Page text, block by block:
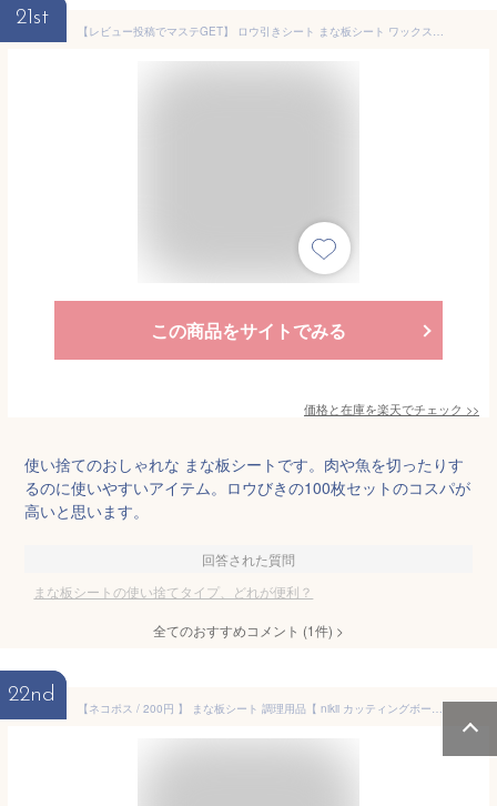
21st
【レビュー投稿でマステGET】 ロウ引きシート まな板シート ワックスペーパー 100枚組 使い捨て まな板汚れ防止シート 色移り ラッピング 保護シート キッチンシート 汚れ 防止 保護 予防 便利グッズ 日本製 送料無料
この商品をサイトでみる
価格と在庫を楽天でチェック >>
使い捨てのおしゃれな まな板シートです。肉や魚を切ったりす
るのに使いやすいアイテム。ロウびきの100枚セットのコスパが
高いと思います。
回答された質問
まな板シートの使い捨てタイプ、どれが便利？
全てのおすすめコメント (1件) >
22nd
【ネコポス / 200円 】 まな板シート 調理用品【 nikii カッティングボードシート 】エヌ・エレファント [ nikii カッティングボードシート 抗菌 匂い予防 汚れ防止 清潔 使い捨て クリアファイル付き 調理道具 キッチン雑貨 キッチン用品 アウトドア キャンプ ]